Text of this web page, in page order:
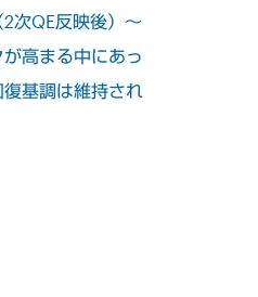
2次QE反映後）～
高まる中にあっ
基調は維持され